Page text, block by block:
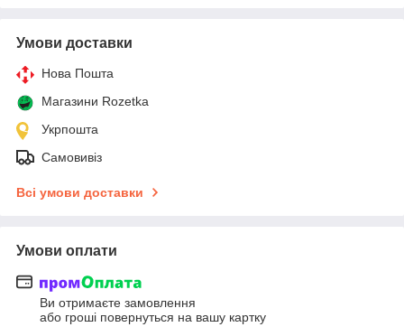
Умови доставки
Нова Пошта
Магазини Rozetka
Укрпошта
Самовивіз
Всі умови доставки
Умови оплати
Ви отримаєте замовлення
або гроші повернуться на вашу картку